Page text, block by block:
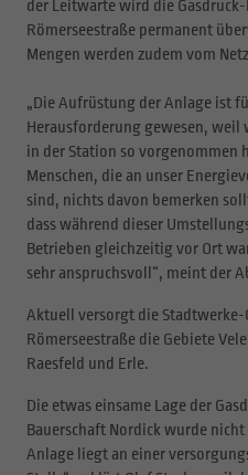
der Leitwarte wird die
Römerseestraße permanent
Mengen werden zudem vom
„Die Aufrüstung der Anlage ist
Herausforderung gewesen, weil
in der Station so vorgenommen
Menschen, die an unser
sind, nichts davon bemerken
dass während dieser
Betrieben gleichzeitig vor Ort
sehr anspruchsvoll“, meint der
Aktuell versorgt die Stadtwerke-
Römerseestraße die Gebiete
Raesfeld und Erle.
Die etwas einsame Lage der
Bauerschaft Nordick wurde
Anlage liegt an einer